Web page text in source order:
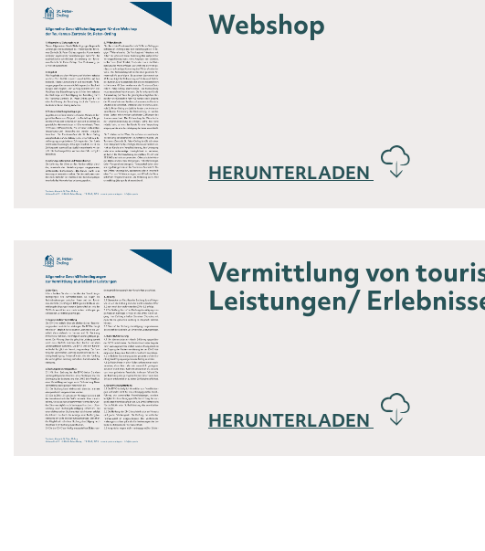
Webshop
HERUNTERLADEN
Vermittlung von
Leistungen/
HERUNTERLADEN